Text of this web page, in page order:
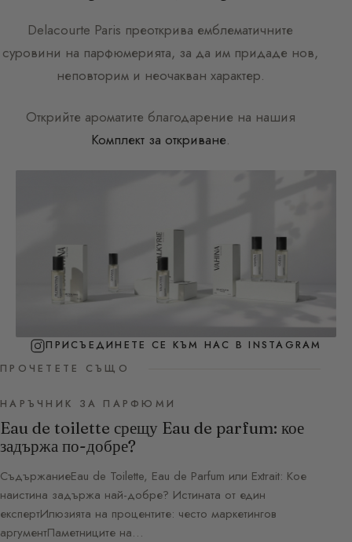
Delacourte Paris преоткрива емблематичните
суровини на парфюмерията, за да им придаде нов,
неповторим и неочакван характер.
Открийте ароматите благодарение на нашия
Комплект за откриване.
ПРИСЪЕДИНЕТЕ СЕ КЪМ НАС В INSTAGRAM
ПРОЧЕТЕТЕ СЪЩО
НАРЪЧНИК ЗА ПАРФЮМИ
Eau de toilette срещу Eau de parfum: кое
задържа по-добре?
СъдържаниеEau de Toilette, Eau de Parfum или Extrait: Кое
наистина задържа най-добре? Истината от един
експертИлюзията на процентите: често маркетингов
аргументПаметниците на…